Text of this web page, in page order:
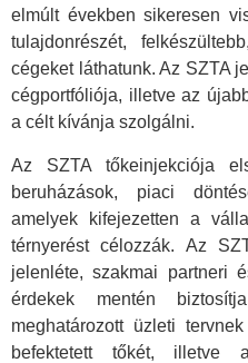
elmúlt években sikeresen
tulajdonrészét,
cégeket láthatunk. Az SZTA
cégportfóliója, illetve az
a célt kívánja szolgálni.
Az SZTA tőkeinjekciója
beruházások, piaci
amelyek kifejezetten a
térnyerést célozzák. Az
jelenléte, szakmai partneri
érdekek mentén
meghatározott üzleti
befektetett tőkét, illetve